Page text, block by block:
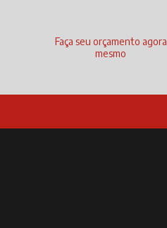
Faça seu orçamento agora
mesmo